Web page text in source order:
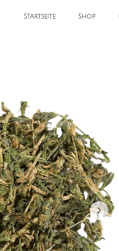
Startseite Shop